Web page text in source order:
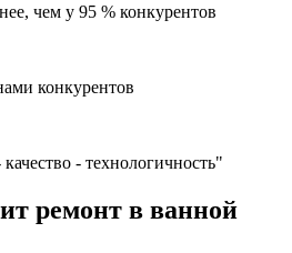
чем у 95 % конкурентов
конкурентов
- технологичность"
ремонт в ванной